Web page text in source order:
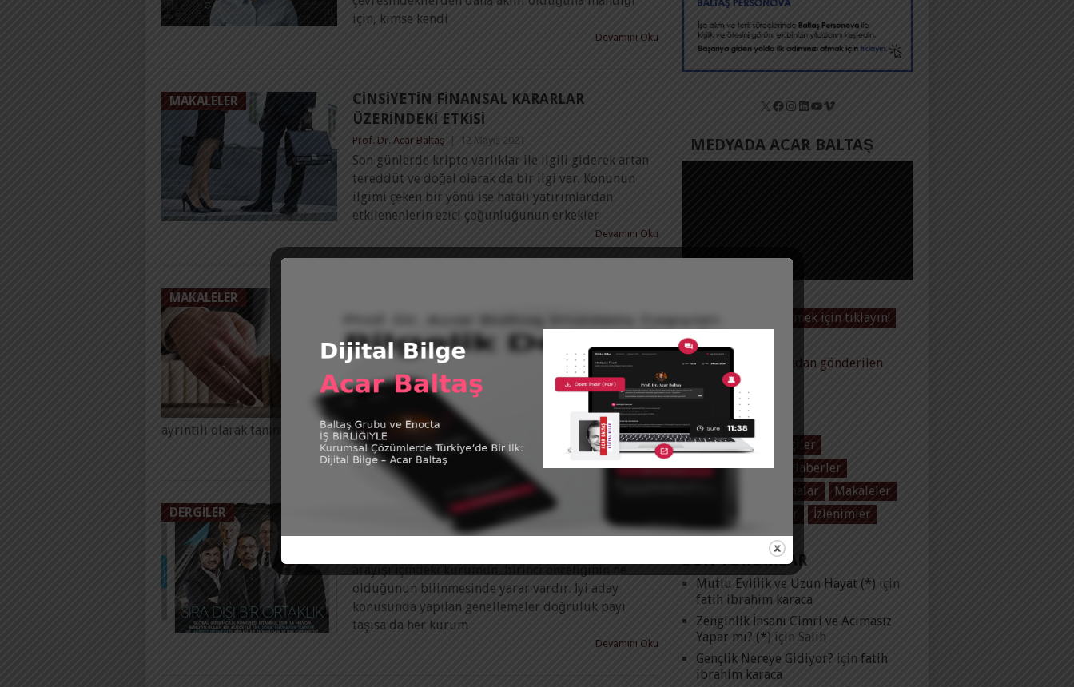
için, kimse kendi
Devamını Oku
MAKALELER
CINSIYETIN FINANSAL KARARLAR
ÜZERINDEKI ETKISI
Prof. Dr. Acar Baltaş 12 Mayıs 2021
Son günlerde kripto varlıklar ile ilgili giderek artan
tereddüt ve doğal olarak da bir ilgi var. Konunun
ilgimi çeken bir yönü ise hatalı yatırımlardan
etkilenenlerin ezici çoğunluğunun erkekler
Devamını Oku
MAKALELER
İSTERSINIZ?
Prof. Dr. Acar Baltaş | 13 Kasım 2018
Yöneticilerin ve İK çalışanlarının en büyük yanılgısı,
basit gibi gözüken sıradan işlerin herkes tarafından
yapılabileceğine inanmalarıdır. Bunun için işi
parçalarına bölmek, sonra işin nasıl yapılacağını
ayrıntılı olarak tanımlamak
Devamını Oku
DERGILER PLATIN DERGISINDE ACAR BALTAŞ
| 2 Nisan 2018
olduğunun bilinmesinde yarar vardır. İyi aday
konusunda yapılan genellemeler doğruluk payı
taşısa da her kurum
Devamını Oku
X Facebook
Instagram
LinkedIn
YouTube
Vimeo
MEDYADA ACAR BALTAŞ
Tüm Videoları görmek için tıklayın!
@acarbaltas tarafından gönderilen
tweetler
KATEGORILER
Acar Baltaş
Dergiler
Futbol Üzerine
Haberler
Konuşmalar
Makaleler
Yayınlar İzlenimler
SON YORUMLAR
Mutlu Evlilik ve Uzun Hayat (*) için
fatih ibrahim karaca
Zenginlik İnsanı Cimri ve Acımasız
Yapar mı? (*) için Salih
Gençlik Nereye Gidiyor? içinfatih
ibrahim karaca